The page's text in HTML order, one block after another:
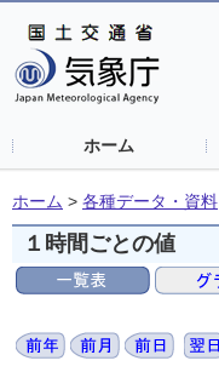
ホーム
ホーム > 各種データ・資料
１時間ごとの値